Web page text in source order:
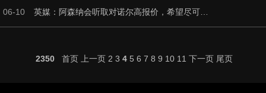
06-10
2350 首页 上一页 2 3 4 5 6 7 8 9 10 11 下一页 尾页